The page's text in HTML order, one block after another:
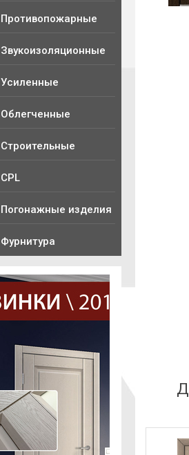
Противопожарные
Звукоизоляционные
Усиленные
Облегченные
Строительные
CPL
Погонажные изделия
Фурнитура